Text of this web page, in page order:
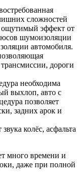
сложностей
ощутимый эффект от
шумоизоляции
автомобиля.
дороги
необходима
выхлоп, авто с
позволяет
задних арок и
колёс, асфальта
много времени и
даже при полной